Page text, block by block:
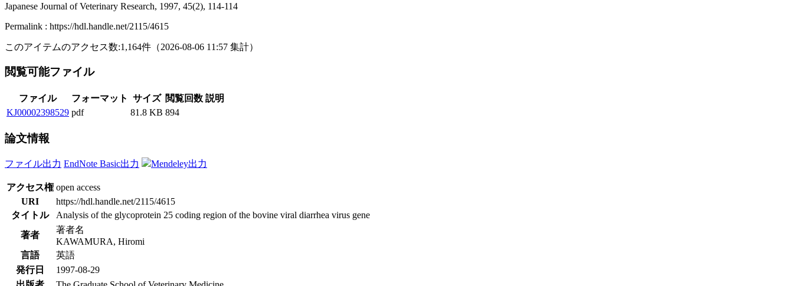
Japanese Journal of Veterinary Research, 1997, 45(2), 114-114
Permalink : https://hdl.handle.net/2115/4615
このアイテムのアクセス数:1,164件 （2026-08-06 11:57 集計）
閲覧可能ファイル
ファイル フォーマット サイズ 閲覧回数 説明
KJ00002398529 pdf 81.8 KB 894
論文情報
ファイル出力 EndNote Basic出力 Mendeley出力
アクセス権 open access
URI
https://hdl.handle.net/2115/4615
タイトル
Analysis of the glycoprotein 25 coding region of the bovine viral diarrhea virus gene
著者
著者名
KAWAMURA, Hiromi
言語
英語
発行日
1997-08-29